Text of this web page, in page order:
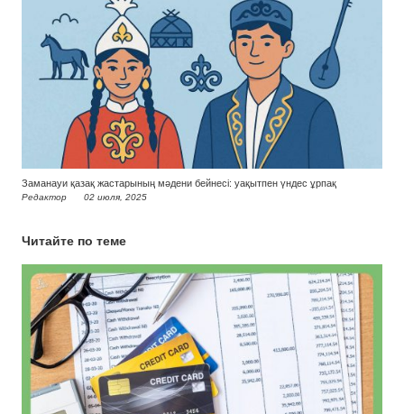
Заманауи қазақ жастарының мәдени бейнесі: уақытпен үндес ұрпақ
Редактор 02 июля, 2025
Читайте по теме